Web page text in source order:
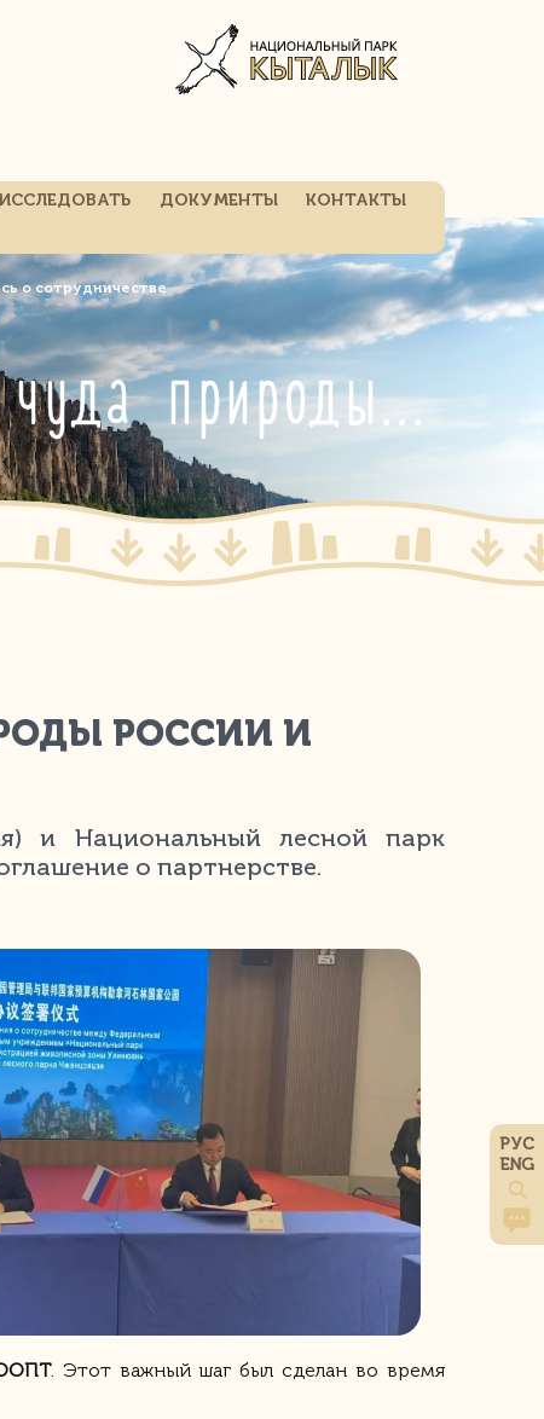
РУС
ENG
ИССЛЕДОВАТЬ ДОКУМЕНТЫ
КОНТАКТЫ
о сотрудничестве
Ленские столбы и Гора Аватар: два чуда природы России и Китая договорились о сотрудничестве
РОССИИ И
и Национальный лесной парк
о партнерстве.
. Этот важный шаг был сделан во время